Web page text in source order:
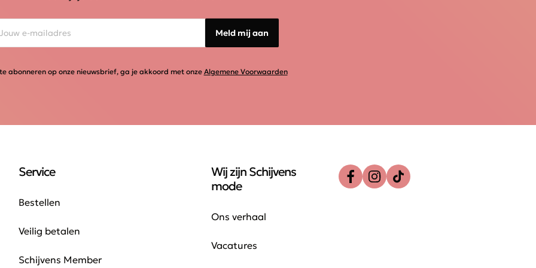
Meld mij aan
abonneren op onze nieuwsbrief, ga je akkoord met onze Algemene Voorwaarden
Service
Bestellen
Veilig betalen
Schijvens Member
Wij zijn Schijvens
mode
Ons verhaal
Vacatures